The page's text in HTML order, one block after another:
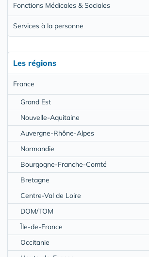
Fonctions Médicales & Sociales
Services à la personne
Les régions
France
Grand Est
Nouvelle-Aquitaine
Auvergne-Rhône-Alpes
Normandie
Bourgogne-Franche-Comté
Bretagne
Centre-Val de Loire
DOM/TOM
Île-de-France
Occitanie